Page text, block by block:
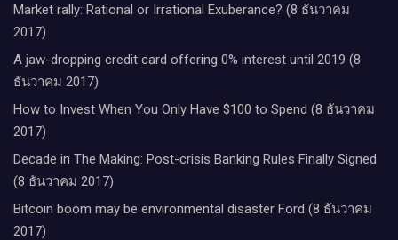
Market rally: Rational or Irrational Exuberance? (8 ธันวาคม
2017)
A jaw-dropping credit card offering 0% interest until 2019 (8
ธันวาคม 2017)
How to Invest When You Only Have $100 to Spend (8 ธันวาคม
2017)
Decade in The Making: Post-crisis Banking Rules Finally Signed
(8 ธันวาคม 2017)
Bitcoin boom may be environmental disaster Ford (8 ธันวาคม
2017)